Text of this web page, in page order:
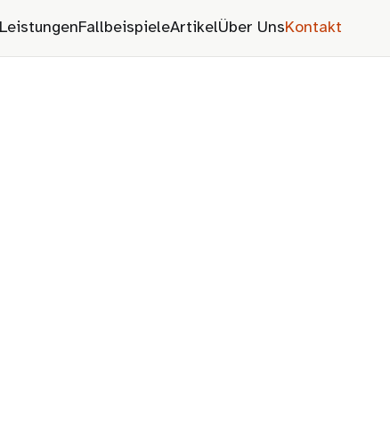
LeistungenFallbeispieleArtikelÜber UnsKontakt